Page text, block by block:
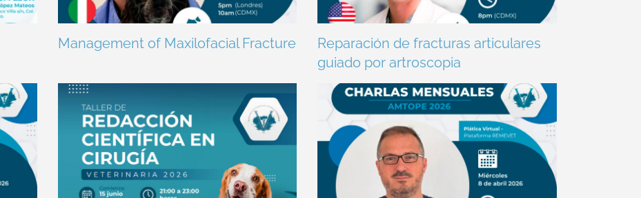
Management of Maxilofacial Fracture
Reparación de fracturas articulares
guiado por artroscopia